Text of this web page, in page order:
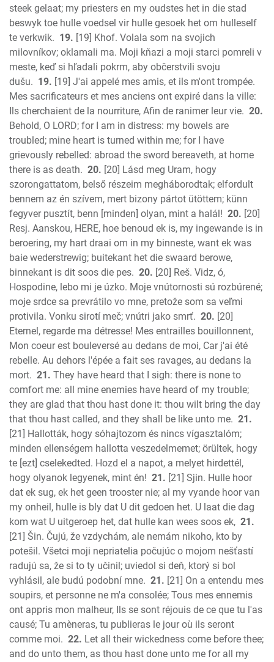
steek gelaat; my priesters en my oudstes het in die stad
beswyk toe hulle voedsel vir hulle gesoek het om hulleself
te verkwik. 19. [19] Khof. Volala som na svojich
milovníkov; oklamali ma. Moji kňazi a moji starci pomreli v
meste, keď si hľadali pokrm, aby občerstvili svoju
dušu. 19. [19] J'ai appelé mes amis, et ils m'ont trompée.
Mes sacrificateurs et mes anciens ont expiré dans la ville:
Ils cherchaient de la nourriture, Afin de ranimer leur vie. 20.
Behold, O LORD; for I am in distress: my bowels are
troubled; mine heart is turned within me; for I have
grievously rebelled: abroad the sword bereaveth, at home
there is as death. 20. [20] Lásd meg Uram, hogy
szorongattatom, belső részeim megháborodtak; elfordult
bennem az én szívem, mert bizony pártot ütöttem; künn
fegyver pusztít, benn [minden] olyan, mint a halál! 20. [20]
Resj. Aanskou, HERE, hoe benoud ek is, my ingewande is in
beroering, my hart draai om in my binneste, want ek was
baie wederstrewig; buitekant het die swaard berowe,
binnekant is dit soos die pes. 20. [20] Reš. Vidz, ó,
Hospodine, lebo mi je úzko. Moje vnútornosti sú rozbúrené;
moje srdce sa prevrátilo vo mne, pretože som sa veľmi
protivila. Vonku sirotí meč; vnútri jako smrť. 20. [20]
Eternel, regarde ma détresse! Mes entrailles bouillonnent,
Mon coeur est bouleversé au dedans de moi, Car j'ai été
rebelle. Au dehors l'épée a fait ses ravages, au dedans la
mort. 21. They have heard that I sigh: there is none to
comfort me: all mine enemies have heard of my trouble;
they are glad that thou hast done it: thou wilt bring the day
that thou hast called, and they shall be like unto me. 21.
[21] Hallották, hogy sóhajtozom és nincs vígasztalóm;
minden ellenségem hallotta veszedelmemet; örültek, hogy
te [ezt] cselekedted. Hozd el a napot, a melyet hirdettél,
hogy olyanok legyenek, mint én! 21. [21] Sjin. Hulle hoor
dat ek sug, ek het geen trooster nie; al my vyande hoor van
my onheil, hulle is bly dat U dit gedoen het. U laat die dag
kom wat U uitgeroep het, dat hulle kan wees soos ek, 21.
[21] Šin. Čujú, že vzdychám, ale nemám nikoho, kto by
potešil. Všetci moji nepriatelia počujúc o mojom nešťastí
radujú sa, že si to ty učinil; uviedol si deň, ktorý si bol
vyhlásil, ale budú podobní mne. 21. [21] On a entendu mes
soupirs, et personne ne m'a consolée; Tous mes ennemis
ont appris mon malheur, Ils se sont réjouis de ce que tu l'as
causé; Tu amèneras, tu publieras le jour où ils seront
comme moi. 22. Let all their wickedness come before thee;
and do unto them, as thou hast done unto me for all my